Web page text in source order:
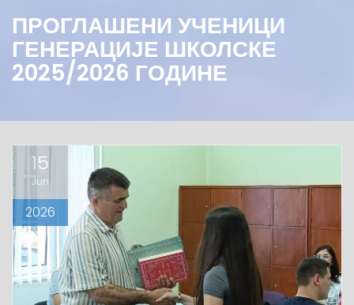
ПРОГЛАШЕНИ УЧЕНИЦИ
ГЕНЕРАЦИЈЕ ШКОЛСКЕ
2025/2026 ГОДИНЕ
15
Jun
2026